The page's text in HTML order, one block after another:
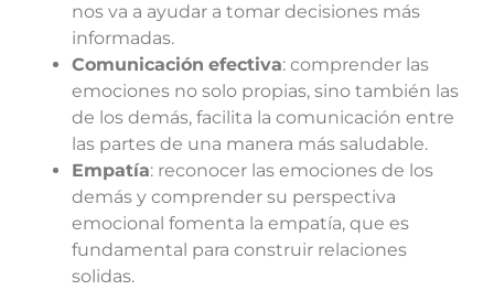
nos va a ayudar a tomar decisiones más
informadas.
Comunicación efectiva: comprender las
emociones no solo propias, sino también las
de los demás, facilita la comunicación entre
las partes de una manera más saludable.
Empatía: reconocer las emociones de los
demás y comprender su perspectiva
emocional fomenta la empatía, que es
fundamental para construir relaciones
solidas.